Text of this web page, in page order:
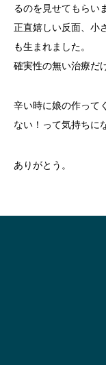
るのを見せてもらい
正直嬉しい反面、小
も生まれました。
確実性の無い治療だ
辛い時に娘の作って
ない！って気持ちに
ありがとう。